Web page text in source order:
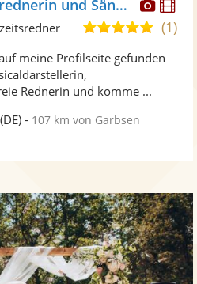
Fotos
Janina Meiners-Traurednerin und Sängerin
5,0
5
(1)
meine Profilseite gefunden
Rednerin und komme ...
(DE) - 107 km von Garbsen